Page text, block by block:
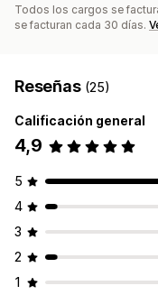
Transferencias
Pagos con tarjeta
Todos los cargos se
se facturan cada 30 días.
Reseñas (25)
Calificación general
4,9
5
4
3
2
1